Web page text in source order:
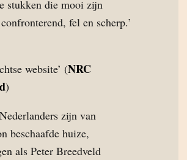
stukken die mooi zijn
fel en scherp.’
website’ (NRC
)
zijn van
beschaafde huize,
als Peter Breedveld